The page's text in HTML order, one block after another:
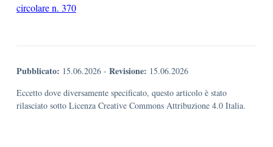
circolare n. 370
Pubblicato: 15.06.2026 - Revisione: 15.06.2026
Eccetto dove diversamente specificato, questo articolo è stato
rilasciato sotto Licenza Creative Commons Attribuzione 4.0 Italia.